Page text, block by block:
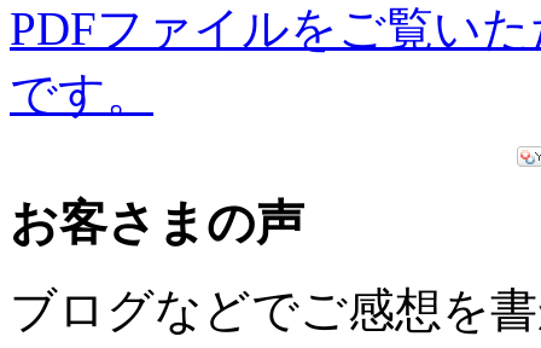
PDFファイルをご覧いた
です。
お客さまの声
ブログなどでご感想を